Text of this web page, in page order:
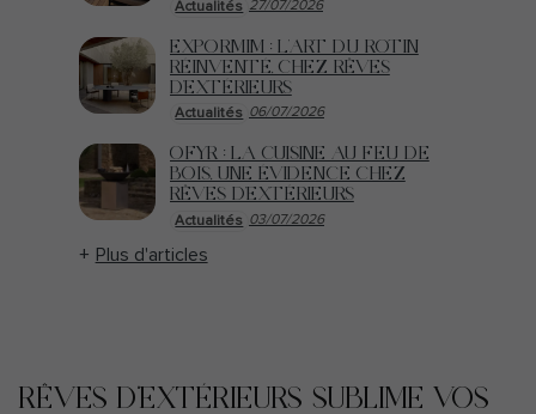
Actualités 27/07/2026
Actualités 06/07/2026
EXPORMIM : L'ART DU ROTIN
RÉINVENTÉ, CHEZ RÊVES
D'EXTÉRIEURS
Actualités 03/07/2026
OFYR : LA CUISINE AU FEU DE
BOIS, UNE ÉVIDENCE CHEZ
RÊVES D'EXTÉRIEURS
Plus d'articles
RÊVES D’EXTÉRIEURS SUBLIME VOS